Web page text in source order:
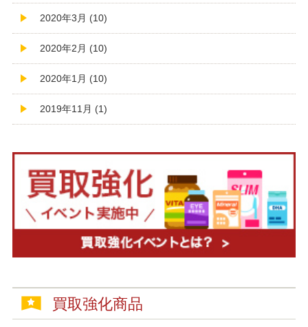
2020年3月 (10)
2020年2月 (10)
2020年1月 (10)
2019年11月 (1)
買取強化商品